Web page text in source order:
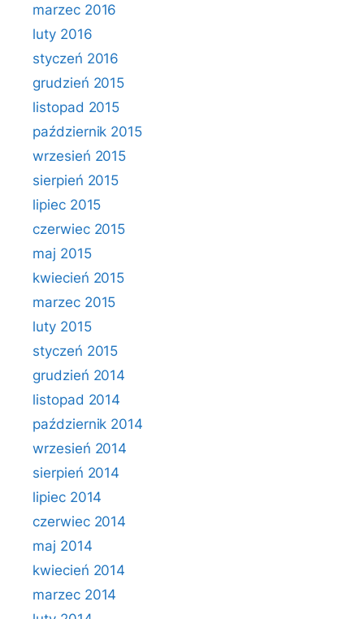
marzec 2016
luty 2016
styczeń 2016
grudzień 2015
listopad 2015
październik 2015
wrzesień 2015
sierpień 2015
lipiec 2015
czerwiec 2015
maj 2015
kwiecień 2015
marzec 2015
luty 2015
styczeń 2015
grudzień 2014
listopad 2014
październik 2014
wrzesień 2014
sierpień 2014
lipiec 2014
czerwiec 2014
maj 2014
kwiecień 2014
marzec 2014